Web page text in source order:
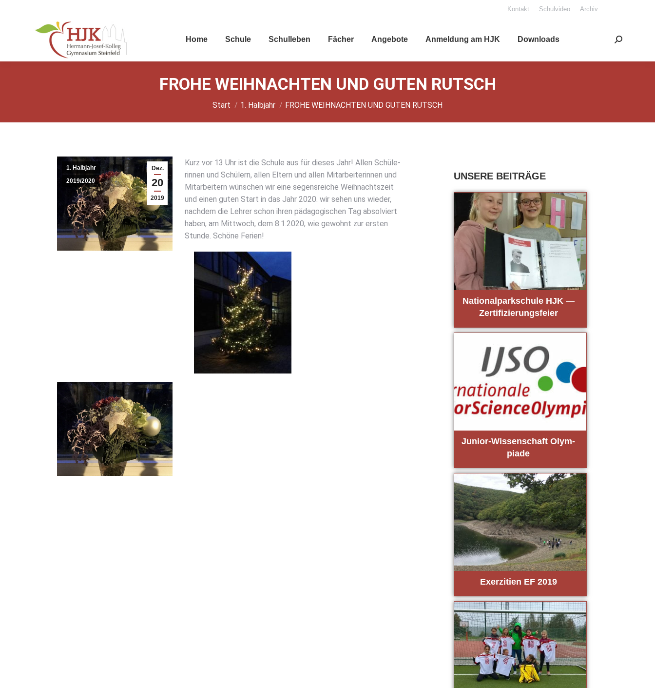
Kon­takt Schul­vi­deo Archiv
Home Schu­le Schul­le­ben Fächer Ange­bo­te Anmel­dung am HJK Down­loads Search:
FRO­HE WEIH­NACH­TEN UND GUTEN RUTSCH
Sie befinden sich hier:
Start 1. Halbjahr FRO­HE WEIH­NACH­TEN UND GUTEN RUTSCH
Dez.
20
2019
1. Halbjahr
2019/2020
Kurz vor 13 Uhr ist die Schu­le aus für die­ses Jahr! Allen Schü­le­
rin­nen und Schü­lern, allen Eltern und allen Mit­ar­bei­te­rin­nen und
Mit­ar­bei­tern wün­schen wir eine segens­rei­che Weih­nachts­zeit
und einen guten Start in das Jahr 2020. wir sehen uns wie­der,
nach­dem die Leh­rer schon ihren päd­ago­gi­schen Tag absol­viert
haben, am Mitt­woch, dem 8.1.2020, wie gewohnt zur ers­ten
Stun­de. Schö­ne Feri­en!
Natio­nal­park­schu­le HJK —
Zer­ti­fi­zie­rungs­fei­er
Juni­or-Wis­sen­schaft Olym­
pia­de
Exer­zi­ti­en EF 2019